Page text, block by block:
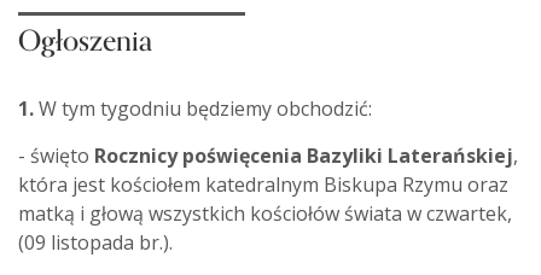
Ogłoszenia
1.W tym tygodniu będziemy obchodzić:
- święto Rocznicy poświęcenia Bazyliki Laterańskiej,
która jest kościołem katedralnym Biskupa Rzymu oraz
matką i głową wszystkich kościołów świata w czwartek,
(09 listopada br.).